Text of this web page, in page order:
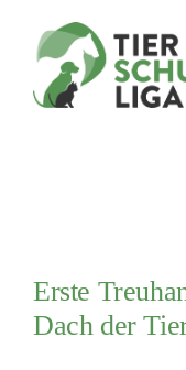
FÖRDERN &
Erste
Dach der